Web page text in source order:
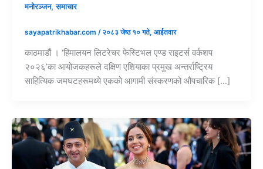
मनोरञ्जन,समाचार
sayapatrikhabar.com / २०८३ जेष्ठ १० गते, आईतवार
काठमाडौं । ‘हिमालयन लिटरेचर फेस्टिभल एण्ड राइटर्स वर्कशप
२०२६’का आयोजकहरूले दक्षिण एशियाका प्रमुख अन्तर्राष्ट्रिय
साहित्यिक जमघटहरूमध्ये एकको आगामी संस्करणको औपचारिक […]